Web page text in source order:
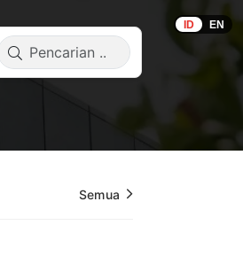
ID EN
Semua